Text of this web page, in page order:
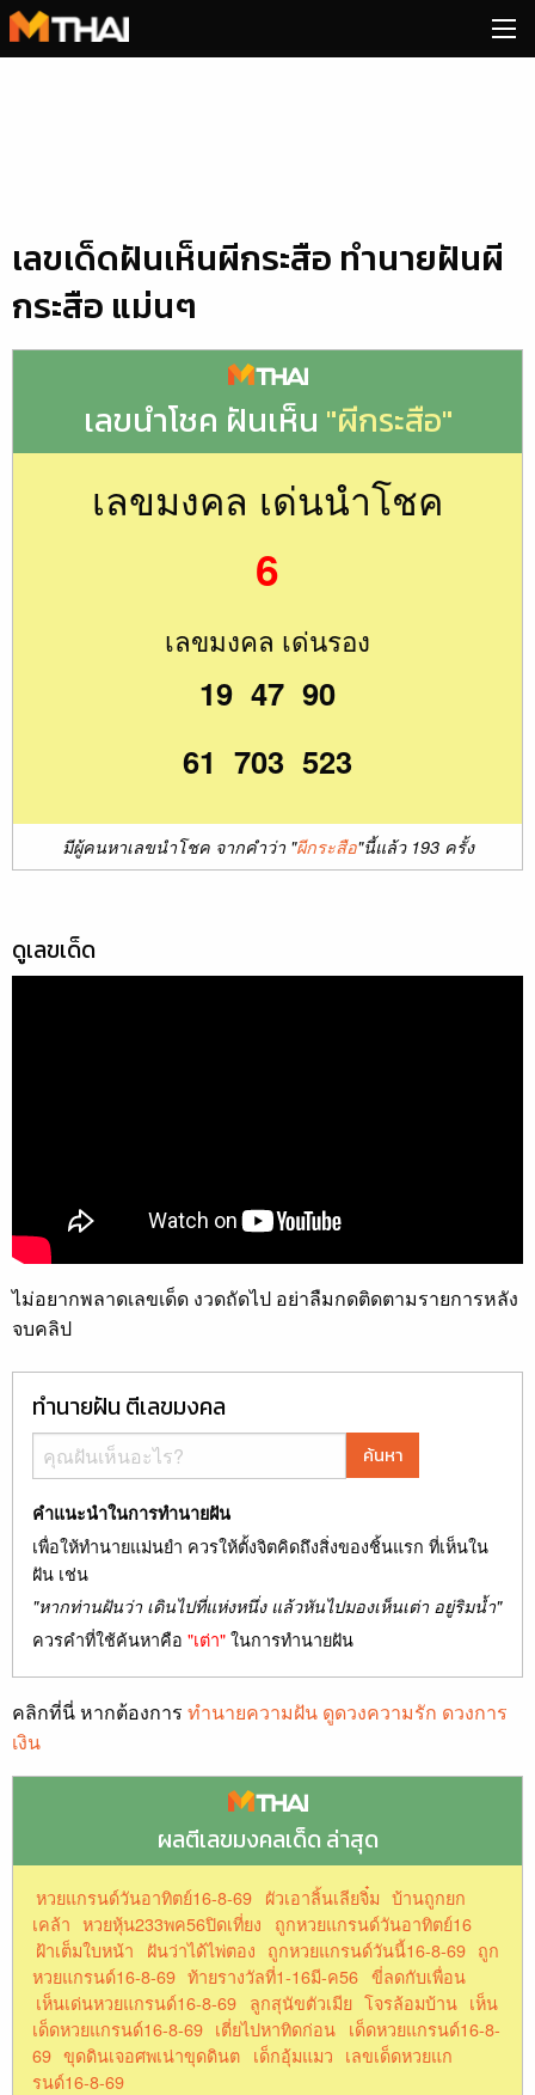
Skip
to
เลขเด็ดฝันเห็นผีกระสือ ทำนายฝันผี
กระสือ แม่นๆ
เลขนำโชค ฝันเห็น "ผีกระสือ"
เลขมงคล เด่นนำโชค
6
เลขมงคล เด่นรอง
19 47 90
61 703 523
มีผู้คนหาเลขนำโชค จากคำว่า "ผีกระสือ"นี้แล้ว 193 ครั้ง
ดูเลขเด็ด
ไม่อยากพลาดเลขเด็ด งวดถัดไป อย่าลืมกดติดตามรายการหลัง
จบคลิป
ทำนายฝัน ตีเลขมงคล
ค้นหา
คำแนะนำในการทำนายฝัน
เพื่อให้ทำนายแม่นยำ ควรให้ตั้งจิตคิดถึงสิ่งของชิ้นแรก ที่เห็นใน
ฝัน เช่น
"หากท่านฝันว่า เดินไปที่แห่งหนึ่ง แล้วหันไปมองเห็นเต่า อยู่ริมน้ำ"
ควรคำที่ใช้ค้นหาคือ "เต่า"ในการทำนายฝัน
คลิกที่นี่ หากต้องการ ทำนายความฝัน ดูดวงความรัก ดวงการ
เงิน
ผลตีเลขมงคลเด็ด ล่าสุด
หวยแกรนด์วันอาทิตย์16-8-69 ผัวเอาลิ้นเลียจิ๋ม บ้านถูกยก
เคล้า หวยหุ้น233พค56ปิดเที่ยง
ถูกหวยแกรนด์วันอาทิตย์16
ฝ้าเต็มใบหน้า
ฝันว่าได้ไพ่ตอง ถูกหวยแกรนด์วันนี้16-8-69 ถูก
หวยแกรนด์16-8-69 ท้ายรางวัลที่1-16มี-ค56 ขี่ลดกับเพื่อน
เห็นเด่นหวยแกรนด์16-8-69 ลูกสุนัขตัวเมีย โจรล้อมบ้าน เห็น
เด็ดหวยแกรนด์16-8-69 เตี่ยไปหาทิดก่อน เด็ดหวยแกรนด์16-8-
69 ขุดดินเจอศพเน่าขุดดินต เด็กอุ้มแมว เลขเด็ดหวยแก
รนด์16-8-69